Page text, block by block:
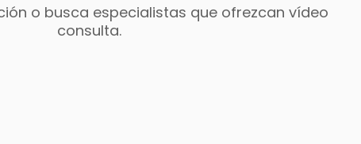
o busca especialistas que ofrezcan vídeo
consulta.